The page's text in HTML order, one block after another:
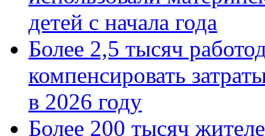
детей с начала года
Более 2,5 тысяч
компенсировать
в 2026 году
Более 200 тысяч